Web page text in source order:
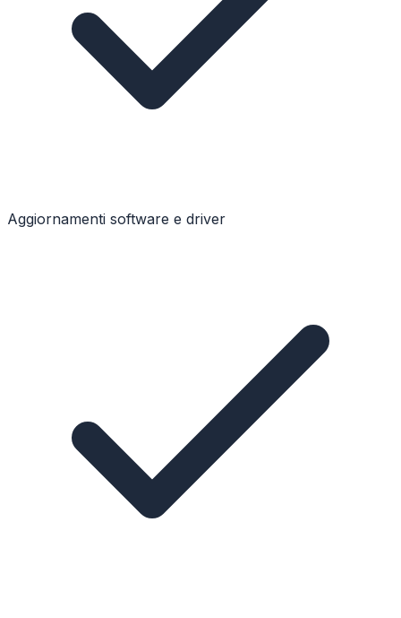
Aggiornamenti software e driver